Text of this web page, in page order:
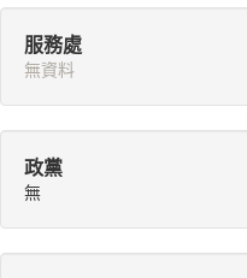
服務處
無資料
政黨
無